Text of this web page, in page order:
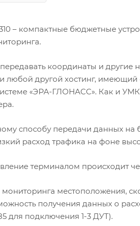
– компактные бюджетные
передавать координаты и
другой хостинг, имеющий
«ЭРА-ГЛОНАСС». Как и
способу передачи данных
расход трафика на фоне
терминалом происходит
местоположения,
получения данных о
для подключения 1-3 ДУТ).